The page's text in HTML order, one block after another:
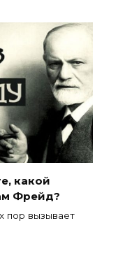
какой
Фрейд?
пор вызывает